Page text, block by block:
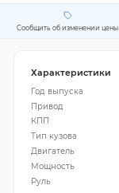
Сообщить об изменении цены
Характеристики
Год выпуска
Привод
КПП
Тип кузова
Двигатель
Мощность
Руль